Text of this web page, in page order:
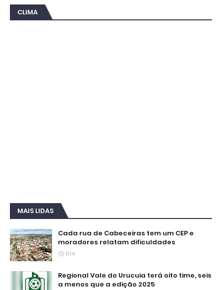
CLIMA
MAIS LIDAS
Cada rua de Cabeceiras tem um CEP e
moradores relatam dificuldades
11:14
Regional Vale do Urucuia terá oito time, seis
a menos que a edição 2025